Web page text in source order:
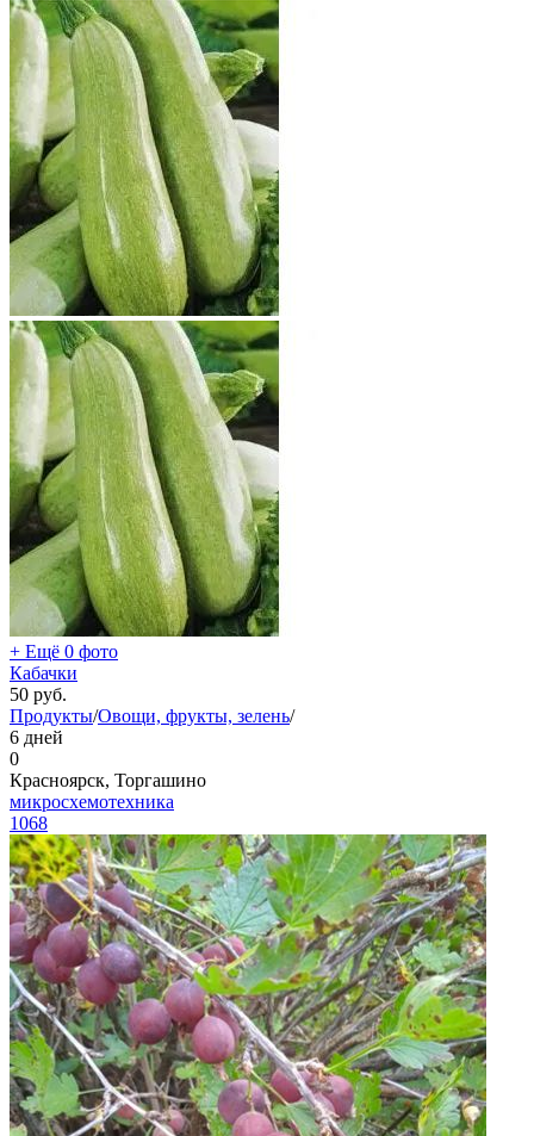
+ Ещё 0 фото
Кабачки
50 руб.
Продукты/Овощи, фрукты, зелень/
6 дней
0
Красноярск, Торгашино
микросхемотехника
1068